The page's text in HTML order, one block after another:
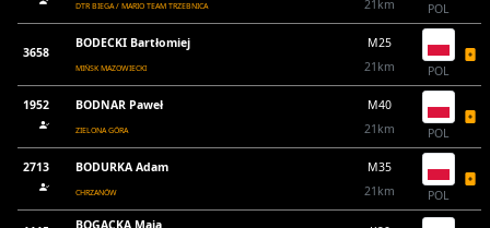
DTR BIEGA / MARIO TEAM TRZEBNICA
21km
POL
3658
BODECKI Bartłomiej
MIŃSK MAZOWIECKI
M25
21km
POL
1952 BODNAR Paweł
ZIELONA GÓRA
M40
21km
POL
2713 BODURKA Adam
CHRZANÓW
M35
21km
POL
BOGACKA Maja